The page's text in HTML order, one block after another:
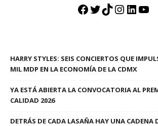
Facebook
Twitter
TikTok
HARRY STYLES: SEIS CONCIERTOS QUE
MIL MDP EN LA ECONOMÍA DE LA CDMX
YA ESTÁ ABIERTA LA CONVOCATORIA AL
CALIDAD 2026
DETRÁS DE CADA LASAÑA HAY UNA CADENA